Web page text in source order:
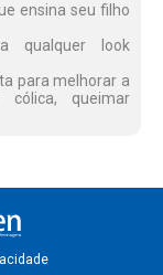
ensina seu filho
qualquer look
para melhorar a
cólica, queimar